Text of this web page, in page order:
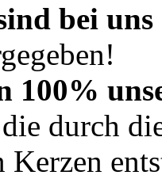
bei uns
100%
durch
Kerzen